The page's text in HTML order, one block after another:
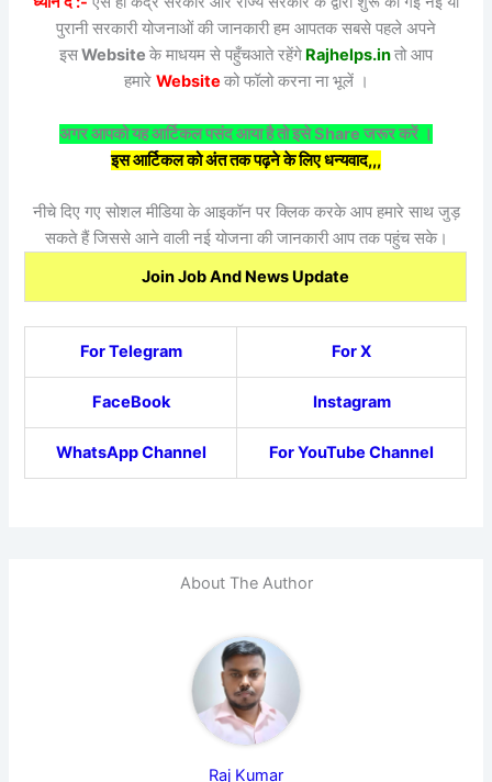
पुरानी सरकारी योजनाओं की जानकारी हम आपतक सबसे पहले अपने
इसWebsite के माधयम से पहुँचआते रहेंगे Rajhelps.inतो आप
हमारे Website को फॉलो करना ना भूलें ।
अगर आपको यह आर्टिकल पसंद आया है तो इसे Share जरूर करें ।
इस आर्टिकल को अंत तक पढ़ने के लिए धन्यवाद,,,
नीचे दिए गए सोशल मीडिया के आइकॉन पर क्लिक करके आप हमारे साथ जुड़
सकते हैं जिससे आने वाली नई योजना की जानकारी आप तक पहुंच सके।
Join Job And News Update
For Telegram For X
FaceBook Instagram
WhatsApp Channel For YouTube Channel
About The Author
Raj Kumar